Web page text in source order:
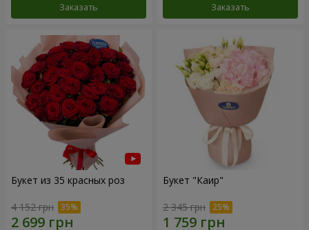
Заказать Заказать
Букет из 35 красных роз
4 152 грн
Букет "Каир"
2 345 грн